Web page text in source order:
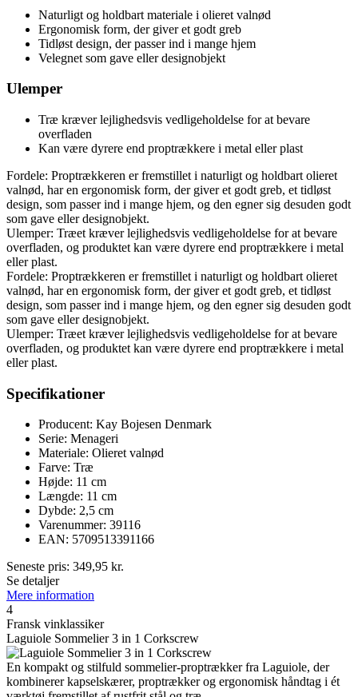
Naturligt og holdbart materiale i olieret valnød
Ergonomisk form, der giver et godt greb
Tidløst design, der passer ind i mange hjem
Velegnet som gave eller designobjekt
Ulemper
Træ kræver lejlighedsvis vedligeholdelse for at bevare
overfladen
Kan være dyrere end proptrækkere i metal eller plast
Fordele: Proptrækkeren er fremstillet i naturligt og holdbart olieret
valnød, har en ergonomisk form, der giver et godt greb, et tidløst
design, som passer ind i mange hjem, og den egner sig desuden godt
som gave eller designobjekt.
Ulemper: Træet kræver lejlighedsvis vedligeholdelse for at bevare
overfladen, og produktet kan være dyrere end proptrækkere i metal
eller plast.
Fordele: Proptrækkeren er fremstillet i naturligt og holdbart olieret
valnød, har en ergonomisk form, der giver et godt greb, et tidløst
design, som passer ind i mange hjem, og den egner sig desuden godt
som gave eller designobjekt.
Ulemper: Træet kræver lejlighedsvis vedligeholdelse for at bevare
overfladen, og produktet kan være dyrere end proptrækkere i metal
eller plast.
Specifikationer
Producent: Kay Bojesen Denmark
Serie: Menageri
Materiale: Olieret valnød
Farve: Træ
Højde: 11 cm
Længde: 11 cm
Dybde: 2,5 cm
Varenummer: 39116
EAN: 5709513391166
Seneste pris: 349,95 kr.
Se detaljer
Mere information
4
Fransk vinklassiker
Laguiole Sommelier 3 in 1 Corkscrew
En kompakt og stilfuld sommelier-proptrækker fra Laguiole, der
kombinerer kapselskærer, proptrækker og ergonomisk håndtag i ét